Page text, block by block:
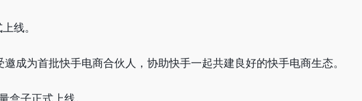
线。
成为首批快手电商合伙人，协助快手一起共建良好的快手电商生态。
子正式上线。